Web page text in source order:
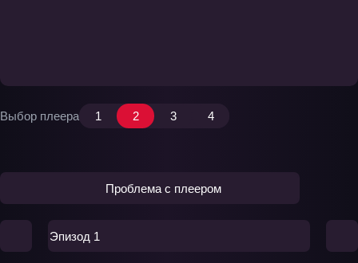
Выбор плеера 1 2 3 4
Проблема с плеером
Эпизод 1